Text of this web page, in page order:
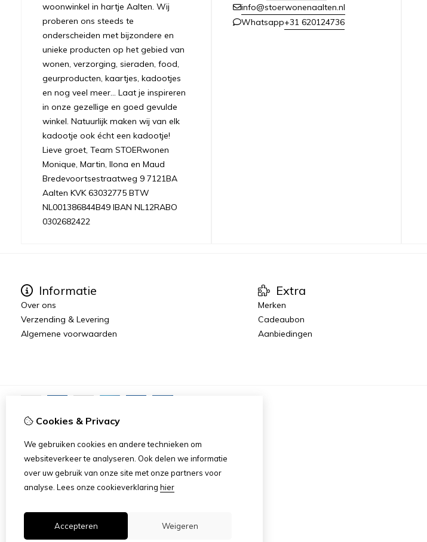
woonwinkel in hartje Aalten. Wij
proberen ons steeds te
onderscheiden met bijzondere en
unieke producten op het gebied van
wonen, verzorging, sieraden, food,
geurproducten, kaartjes, kadootjes
en nog veel meer... Laat je inspireren
in onze gezellige en goed gevulde
winkel. Natuurlijk maken wij van elk
kadootje ook écht een kadootje!
Lieve groet, Team STOERwonen
Monique, Martin, Ilona en Maud
Bredevoortsestraatweg 9 7121BA
Aalten KVK 63032775 BTW
NL001386844B49 IBAN NL12RABO
0302682422
info@stoerwonenaalten.nl
Whatsapp+31 620124736
Informatie
Over ons
Verzending & Levering
Algemene voorwaarden
Extra
Merken
Cadeaubon
Aanbiedingen
Cookies & Privacy
We gebruiken cookies en andere technieken om
websiteverkeer te analyseren. Ook delen we informatie
over uw gebruik van onze site met onze partners voor
analyse. Lees onze cookieverklaring hier
Accepteren Weigeren